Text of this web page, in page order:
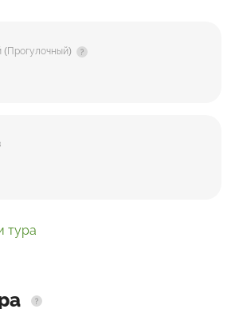
(Прогулочный)
тура